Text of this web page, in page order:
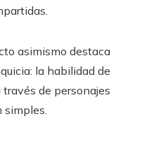
asimismo destaca
la habilidad de
de personajes
simples.